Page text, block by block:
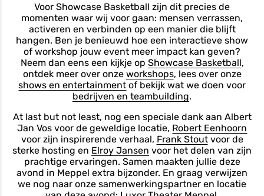
Voor Showcase Basketball zijn dit precies de
momenten waar wij voor gaan: mensen verrassen,
activeren en verbinden op een manier die blijft
hangen. Ben je benieuwd hoe een interactieve show
of workshop jouw event meer impact kan geven?
Neem dan eens een kijkje op Showcase Basketball,
ontdek meer over onze workshops, lees over onze
shows en entertainment of bekijk wat we doen voor
bedrijven en teambuilding.
At last but not least, nog een speciale dank aan Albert
Jan Vos voor de geweldige locatie, Robert Eenhoorn
voor zijn inspirerende verhaal, Frank Stoutvoor de
sterke hosting en Elroy Jansen voor het delen van zijn
prachtige ervaringen. Samen maakten jullie deze
avond in Meppel extra bijzonder. En graag verwijzen
we nog naar onze samenwerkingspartner en locatie